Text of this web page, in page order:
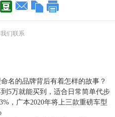
们联系
名的品牌背后有着怎样的故事？
5万就能买到，适合日常简单代步
，广本2020年将上三款重磅车型